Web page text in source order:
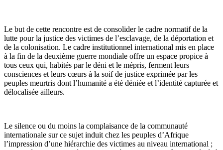
Le but de cette rencontre est de consolider le cadre normatif de la
lutte pour la justice des victimes de l’esclavage, de la déportation et
de la colonisation. Le cadre institutionnel international mis en place
à la fin de la deuxième guerre mondiale offre un espace propice à
tous ceux qui, habités par le déni et le mépris, ferment leurs
consciences et leurs cœurs à la soif de justice exprimée par les
peuples meurtris dont l’humanité a été déniée et l’identité capturée et
délocalisée ailleurs.
Le silence ou du moins la complaisance de la communauté
internationale sur ce sujet induit chez les peuples d’Afrique
l’impression d’une hiérarchie des victimes au niveau international ;